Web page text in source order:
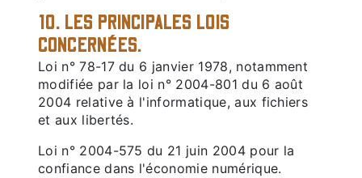
10. LES PRINCIPALES LOIS
CONCERNÉES.
Loi n° 78-17 du 6 janvier 1978, notamment
modifiée par la loi n° 2004-801 du 6 août
2004 relative à l'informatique, aux fichiers
et aux libertés.
Loi n° 2004-575 du 21 juin 2004 pour la
confiance dans l'économie numérique.